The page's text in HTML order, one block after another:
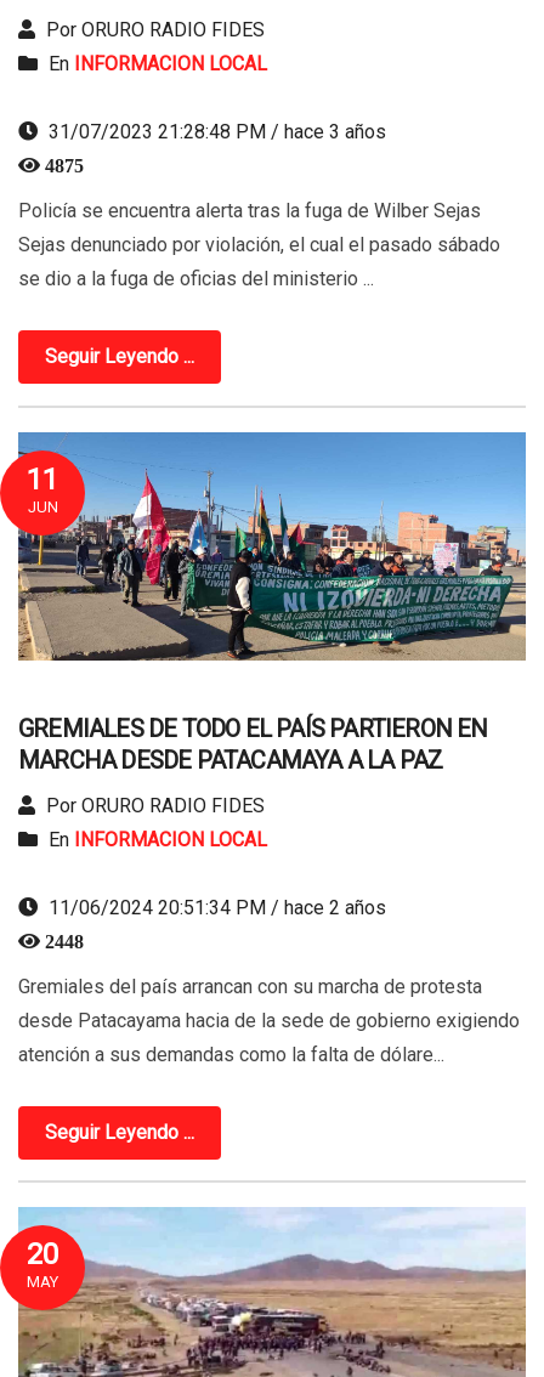
Por ORURO RADIO FIDES
En
INFORMACION LOCAL
31/07/2023 21:28:48 PM / hace 3 años
4875
Policía se encuentra alerta tras la fuga de Wilber Sejas
Sejas denunciado por violación, el cual el pasado sábado
se dio a la fuga de oficias del ministerio ...
Seguir Leyendo ...
11
JUN
GREMIALES DE TODO EL PAÍS PARTIERON EN
MARCHA DESDE PATACAMAYA A LA PAZ
Por ORURO RADIO FIDES
En INFORMACION LOCAL
11/06/2024 20:51:34 PM / hace 2 años
2448
Gremiales del país arrancan con su marcha de protesta
desde Patacayama hacia de la sede de gobierno exigiendo
atención a sus demandas como la falta de dólare...
Seguir Leyendo ...
20
MAY